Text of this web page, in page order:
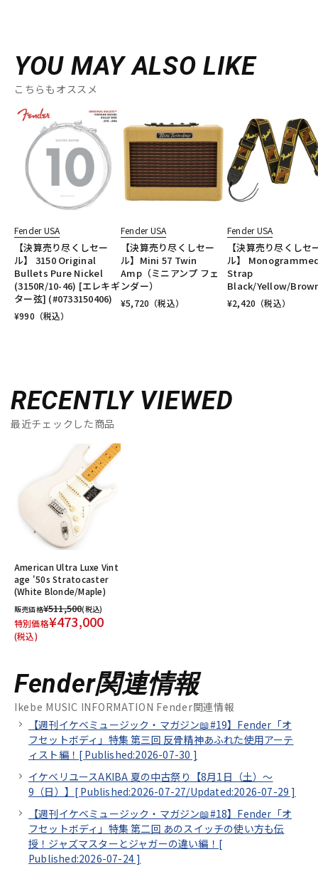
YOU MAY ALSO LIKE
こちらもオススメ
Fender USA
【決算売り尽くしセー
ル】 3150 Original
Bullets Pure Nickel
(3150R/10-46) [エレキギ
ター弦] (#0733150406)
¥990 （税込）
Fender USA
【決算売り尽くしセー
ル】Mini 57 Twin
Amp（ミニアンプ フェ
ンダー）
¥5,720 （税込）
Fender USA
【決算売り尽くしセ
ル】
Strap
Black/Yellow/
¥2,420 （税込）
RECENTLY VIEWED
最近チェックした商品
American Ultra Luxe Vint
age '50s Stratocaster
(White Blonde/Maple)
販売価格¥511,500(税込)
特別価格¥473,000
(税込)
Fender関連情報
Ikebe MUSIC INFORMATION Fender関連情報
【週刊イケベミュージック・マガジン📖#19】Fender「オ
フセットボディ」特集 第三回 反骨精神あふれた使用アーテ
ィスト編！[ Published:2026-07-30 ]
イケベリユースAKIBA 夏の中古祭り【8月1日（土）～
9（日）】[ Published:2026-07-27/Updated:2026-07-29 ]
【週刊イケベミュージック・マガジン📖#18】Fender「オ
フセットボディ」特集 第二回 あのスイッチの使い方も伝
授！ジャズマスターとジャガーの違い編！[
Published:2026-07-24 ]